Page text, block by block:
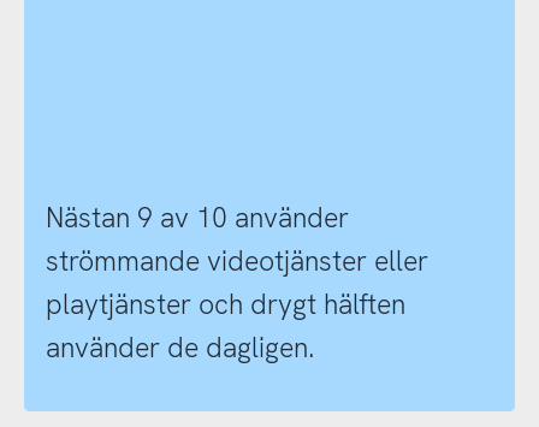
Nästan 9 av 10 använder
strömmande videotjänster eller
playtjänster och drygt hälften
använder de dagligen.